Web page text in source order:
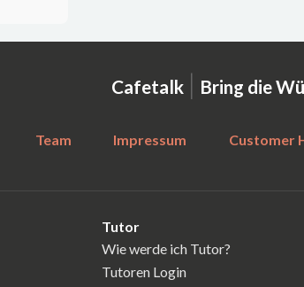
Cafetalk | Bring die
Team Impressum Customer
Tutor
Wie werde ich Tutor?
Tutoren Login